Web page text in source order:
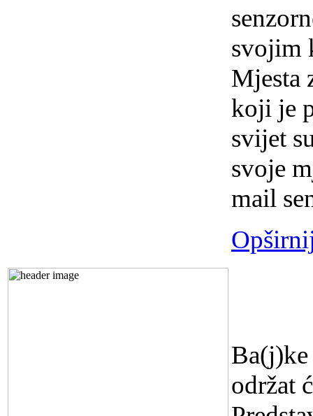
svojim
Mjesta
koji je
svijet
svoje
mail
održat